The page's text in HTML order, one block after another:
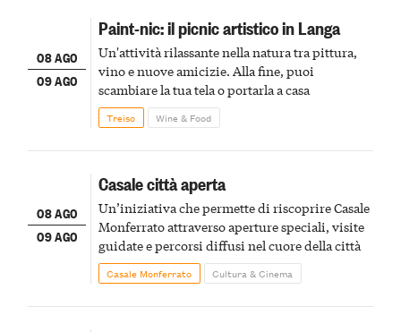
08 AGO
09 AGO
Paint-nic: il picnic artistico in Langa
Un'attività rilassante nella natura tra pittura,
vino e nuove amicizie. Alla fine, puoi
scambiare la tua tela o portarla a casa
Treiso Wine & Food
08 AGO
09 AGO
Casale città aperta
Un’iniziativa che permette di riscoprire Casale
Monferrato attraverso aperture speciali, visite
guidate e percorsi diffusi nel cuore della città
Casale Monferrato Cultura & Cinema